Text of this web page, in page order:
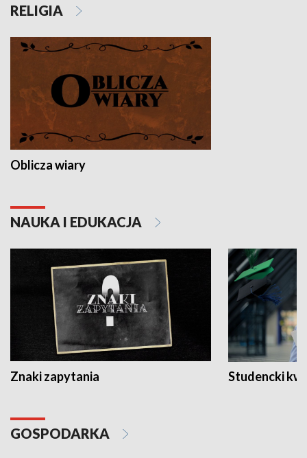
RELIGIA
Oblicza wiary
NAUKA I EDUKACJA
Znaki zapytania Studencki
GOSPODARKA